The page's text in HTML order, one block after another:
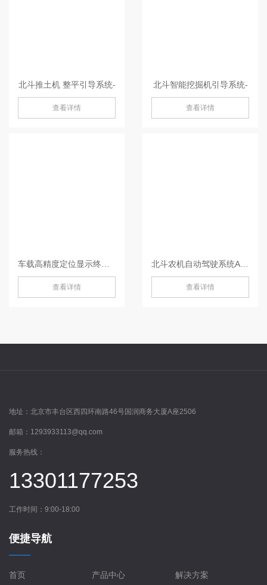
北斗推土机 整平引导系统-
查看详情
北斗智能挖掘机引导系统-
查看详情
查看详情 查看详情
地址： 北京市丰台区西四环南路46号国润商务大厦A座2506
邮箱： 1293933113@qq.com
服务热线：
13301177253
工作时间：9:00-18:00
便捷导航
首页 产品中心 解决方案